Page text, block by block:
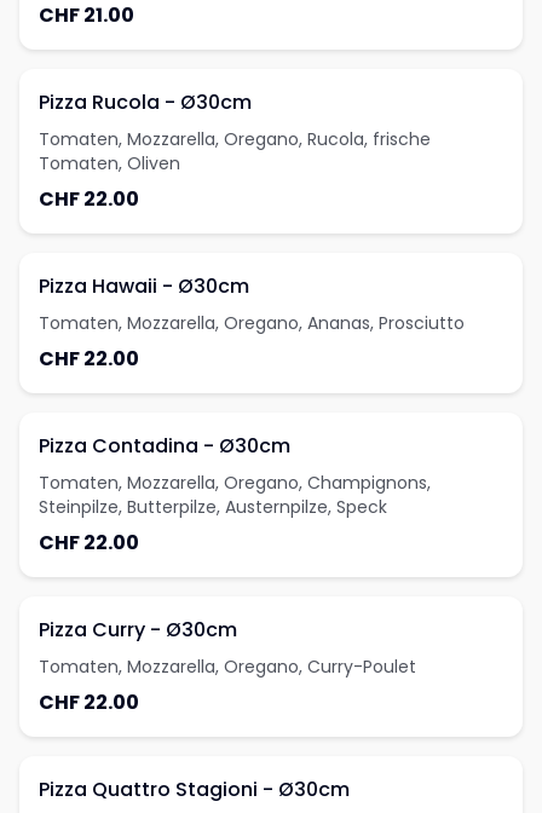
CHF 21.00
Pizza Rucola - Ø30cm
Tomaten, Mozzarella, Oregano, Rucola, frische
Tomaten, Oliven
CHF 22.00
Pizza Hawaii - Ø30cm
Tomaten, Mozzarella, Oregano, Ananas, Prosciutto
CHF 22.00
Pizza Contadina - Ø30cm
Tomaten, Mozzarella, Oregano, Champignons,
Steinpilze, Butterpilze, Austernpilze, Speck
CHF 22.00
Pizza Curry - Ø30cm
Tomaten, Mozzarella, Oregano, Curry-Poulet
CHF 22.00
Pizza Quattro Stagioni - Ø30cm